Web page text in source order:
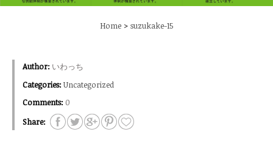
Home> suzukake-15
Author: いわっち
Categories:Uncategorized
Comments: 0
Share: